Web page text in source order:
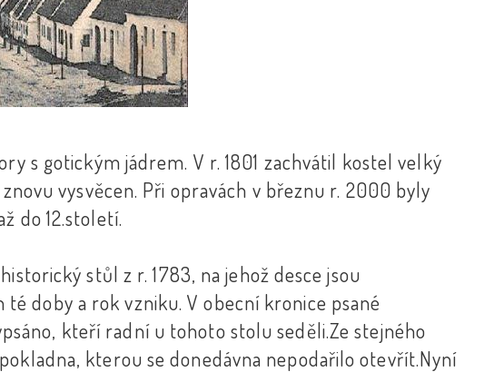
s gotickým jádrem. V r. 1801 zachvátil kostel velký
vysvěcen. Při opravách v březnu r. 2000 byly
do 12.století.
stůl z r. 1783, na jehož desce jsou
doby a rok vzniku. V obecní kronice psané
kteří radní u tohoto stolu seděli.Ze stejného
kterou se donedávna nepodařilo otevřít.Nyní